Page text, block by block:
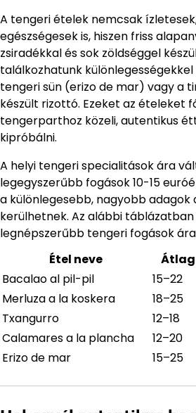
A tengeri ételek nemcsak
egészségesek is, hiszen friss
zsiradékkal és sok zöldséggel
találkozhatunk
tengeri sün (erizo de mar) vagy a
készült rizottó. Ezeket az ételeket
tengerparthoz közeli, autentikus
kipróbálni.
A helyi tengeri specialitások ára
legegyszerűbb fogások 10-15
a különlegesebb, nagyobb adagok
kerülhetnek. Az alábbi táblázatban
legnépszerűbb tengeri fogások
Étel neve
Bacalao al pil-pil
15–22
Merluza a la koskera
18–25
Txangurro
12–18
Calamares a la plancha
12–20
Erizo de mar
15–25